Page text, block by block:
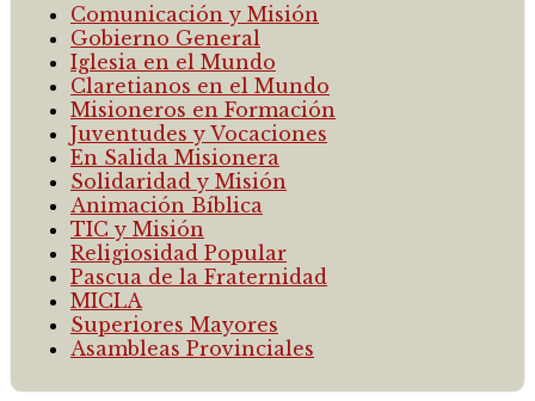
Comunicación y Misión
Gobierno General
Iglesia en el Mundo
Claretianos en el Mundo
Misioneros en Formación
Juventudes y Vocaciones
En Salida Misionera
Solidaridad y Misión
Animación Bíblica
TIC y Misión
Religiosidad Popular
Pascua de la Fraternidad
MICLA
Superiores Mayores
Asambleas Provinciales